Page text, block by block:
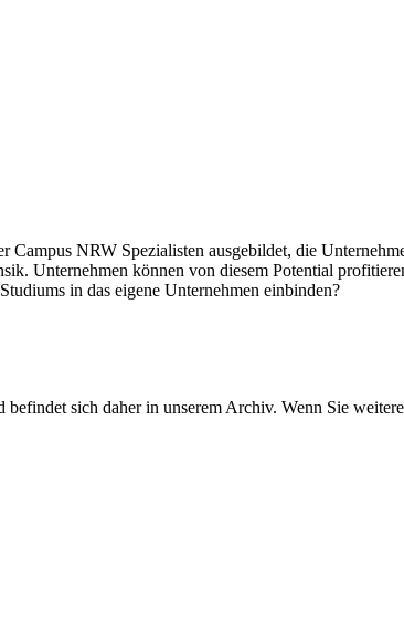
Campus NRW Spezialisten ausgebildet, die
Unternehmen können von diesem Potential
in das eigene Unternehmen einbinden?
sich daher in unserem Archiv. Wenn Sie